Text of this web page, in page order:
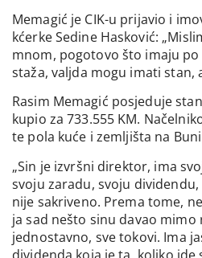
Memagić je CIK-u prijavio i
kćerke Sedine Hasković:
mnom, pogotovo što imaju
staža, valjda mogu imati stan,
Rasim Memagić posjeduje
kupio za 733.555 KM.
te pola kuće i zemljišta na
„Sin je izvršni direktor, ima
svoju zaradu, svoju
nije sakriveno. Prema tome,
ja sad nešto sinu davao mimo
jednostavno, sve tokovi. Ima